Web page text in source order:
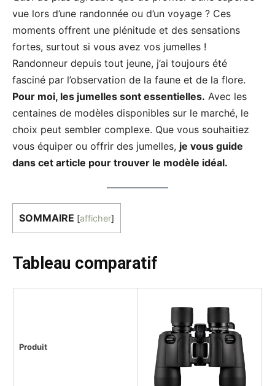
vue lors d’une randonnée ou d’un voyage ? Ces
moments offrent une plénitude et des sensations
fortes, surtout si vous avez vos jumelles !
Randonneur depuis tout jeune, j’ai toujours été
fasciné par l’observation de la faune et de la flore.
Pour moi, les jumelles sont essentielles. Avec les
centaines de modèles disponibles sur le marché, le
choix peut sembler complexe. Que vous souhaitiez
vous équiper ou offrir des jumelles, je vous guide
dans cet article pour trouver le modèle idéal.
SOMMAIRE [afficher]
Tableau comparatif
Produit